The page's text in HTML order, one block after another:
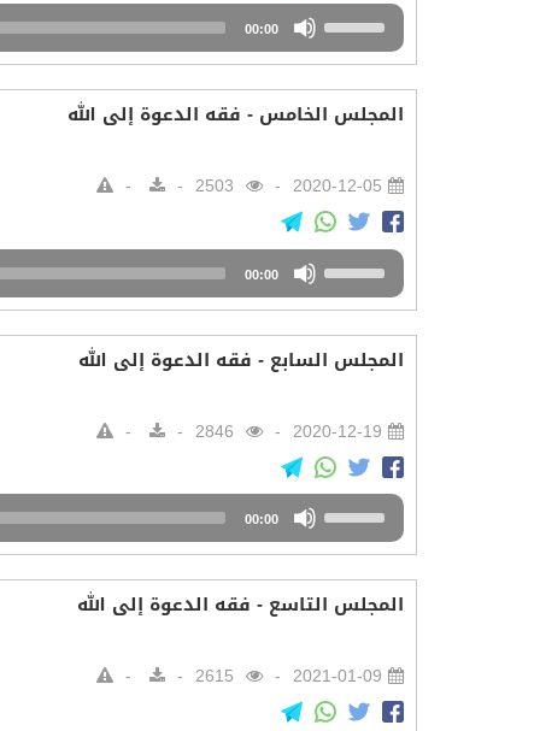
Audio
Player
00:00
Up/Down
Arrow
keys
to
decrease
volume.
المجلس الخامس - فقه الدعوة إلى الله
2020-12-05
Audio
Player
00:00
Up/Down
Arrow
keys
to
decrease
volume.
المجلس السابع - فقه الدعوة إلى الله
2020-12-19
Audio
Player
00:00
Up/Down
Arrow
keys
to
decrease
volume.
المجلس التاسع - فقه الدعوة إلى الله
2021-01-09